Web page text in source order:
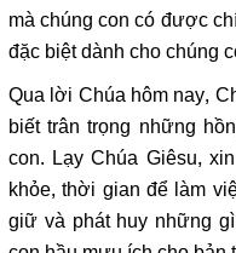
mà chúng con có được
đặc biệt dành cho chúng
Qua lời Chúa hôm nay,
biết trân trọng những
con. Lạy Chúa Giêsu,
khỏe, thời gian để làm
giữ và phát huy những